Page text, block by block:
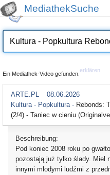
MediathekSuche
Ein Mediathek-Video gefunden.
erklären
ARTE.PL
08.06.2026
Kultura - Popkultura - Rebonds:
(2/4) - Taniec w cieniu
Beschreibung:
Pod koniec 2008 roku po
pozostają już tylko ślady. Miel
innymi młodymi ludźmi z